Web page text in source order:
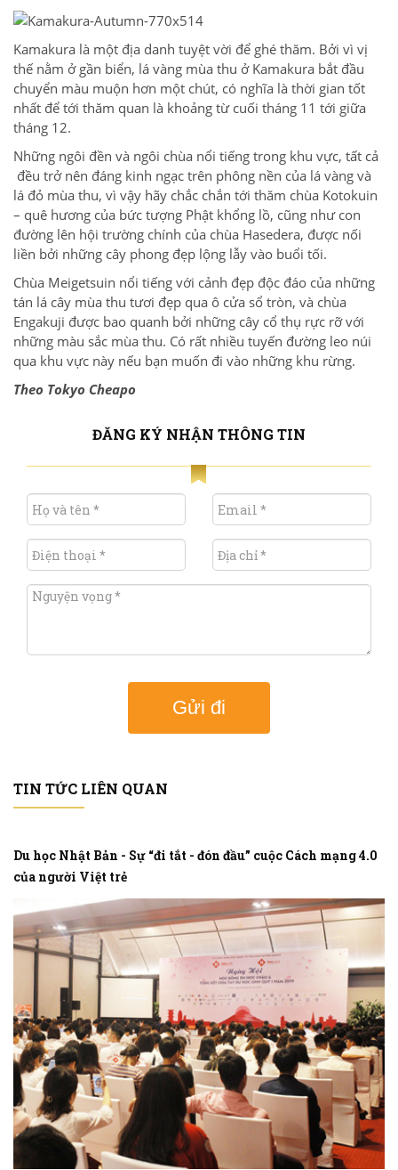
Kamakura là một địa danh tuyệt vời để ghé thăm. Bởi vì vị
thế nằm ở gần biển, lá vàng mùa thu ở Kamakura bắt đầu
chuyển màu muộn hơn một chút, có nghĩa là thời gian tốt
nhất để tới thăm quan là khoảng từ cuối tháng 11 tới giữa
tháng 12.
Những ngôi đền và ngôi chùa nổi tiếng trong khu vực, tất cả
đều trở nên đáng kinh ngạc trên phông nền của lá vàng và
lá đỏ mùa thu, vì vậy hãy chắc chắn tới thăm chùa Kotokuin
– quê hương của bức tượng Phật khổng lồ, cũng như con
đường lên hội trường chính của chùa Hasedera, được nối
liền bởi những cây phong đẹp lộng lẫy vào buổi tối.
Chùa Meigetsuin nổi tiếng với cảnh đẹp độc đáo của những
tán lá cây mùa thu tươi đẹp qua ô cửa sổ tròn, và chùa
Engakuji được bao quanh bởi những cây cổ thụ rực rỡ với
những màu sắc mùa thu. Có rất nhiều tuyến đường leo núi
qua khu vực này nếu bạn muốn đi vào những khu rừng.
Theo Tokyo Cheapo
ĐĂNG KÝ NHẬN THÔNG TIN
Gửi đi
TIN TỨC LIÊN QUAN
Du học Nhật Bản - Sự “đi tắt - đón đầu” cuộc Cách mạng 4.0
của người Việt trẻ